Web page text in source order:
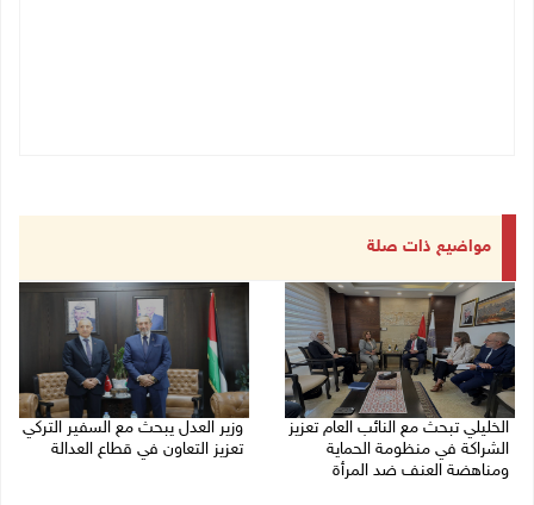
مواضيع ذات صلة
الخليلي تبحث مع النائب العام تعزيز
الشراكة في منظومة الحماية
ومناهضة العنف ضد المرأة
وزير العدل يبحث مع السفير التركي
تعزيز التعاون في قطاع العدالة